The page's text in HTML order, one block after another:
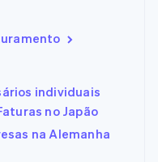
individuais
no Japão
na Alemanha